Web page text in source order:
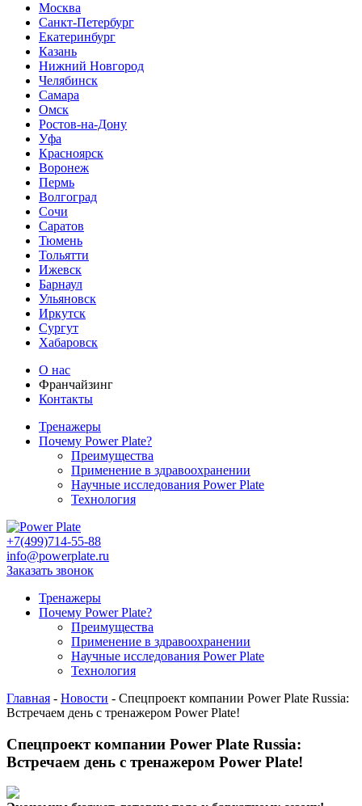
Москва
Санкт-Петербург
Екатеринбург
Казань
Нижний Новгород
Челябинск
Самара
Омск
Ростов-на-Дону
Уфа
Красноярск
Воронеж
Пермь
Волгоград
Сочи
Саратов
Тюмень
Тольятти
Ижевск
Барнаул
Ульяновск
Иркутск
Сургут
Хабаровск
О нас
Франчайзинг
Контакты
Тренажеры
Почему Power Plate?
Преимущества
Применение в здравоохранении
Научные исследования Power Plate
Технология
+7(499)714-55-88
info@powerplate.ru
Заказать звонок
Тренажеры
Почему Power Plate?
Преимущества
Применение в здравоохранении
Научные исследования Power Plate
Технология
Главная - Новости - Спецпроект компании Power Plate Russia:
Встречаем день с тренажером Power Plate!
Спецпроект компании Power Plate Russia:
Встречаем день с тренажером Power Plate!